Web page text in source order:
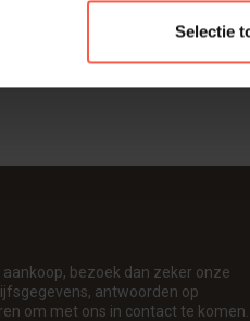
Selectie
bezoek dan zeker onze
antwoorden op
om met ons in contact te komen.